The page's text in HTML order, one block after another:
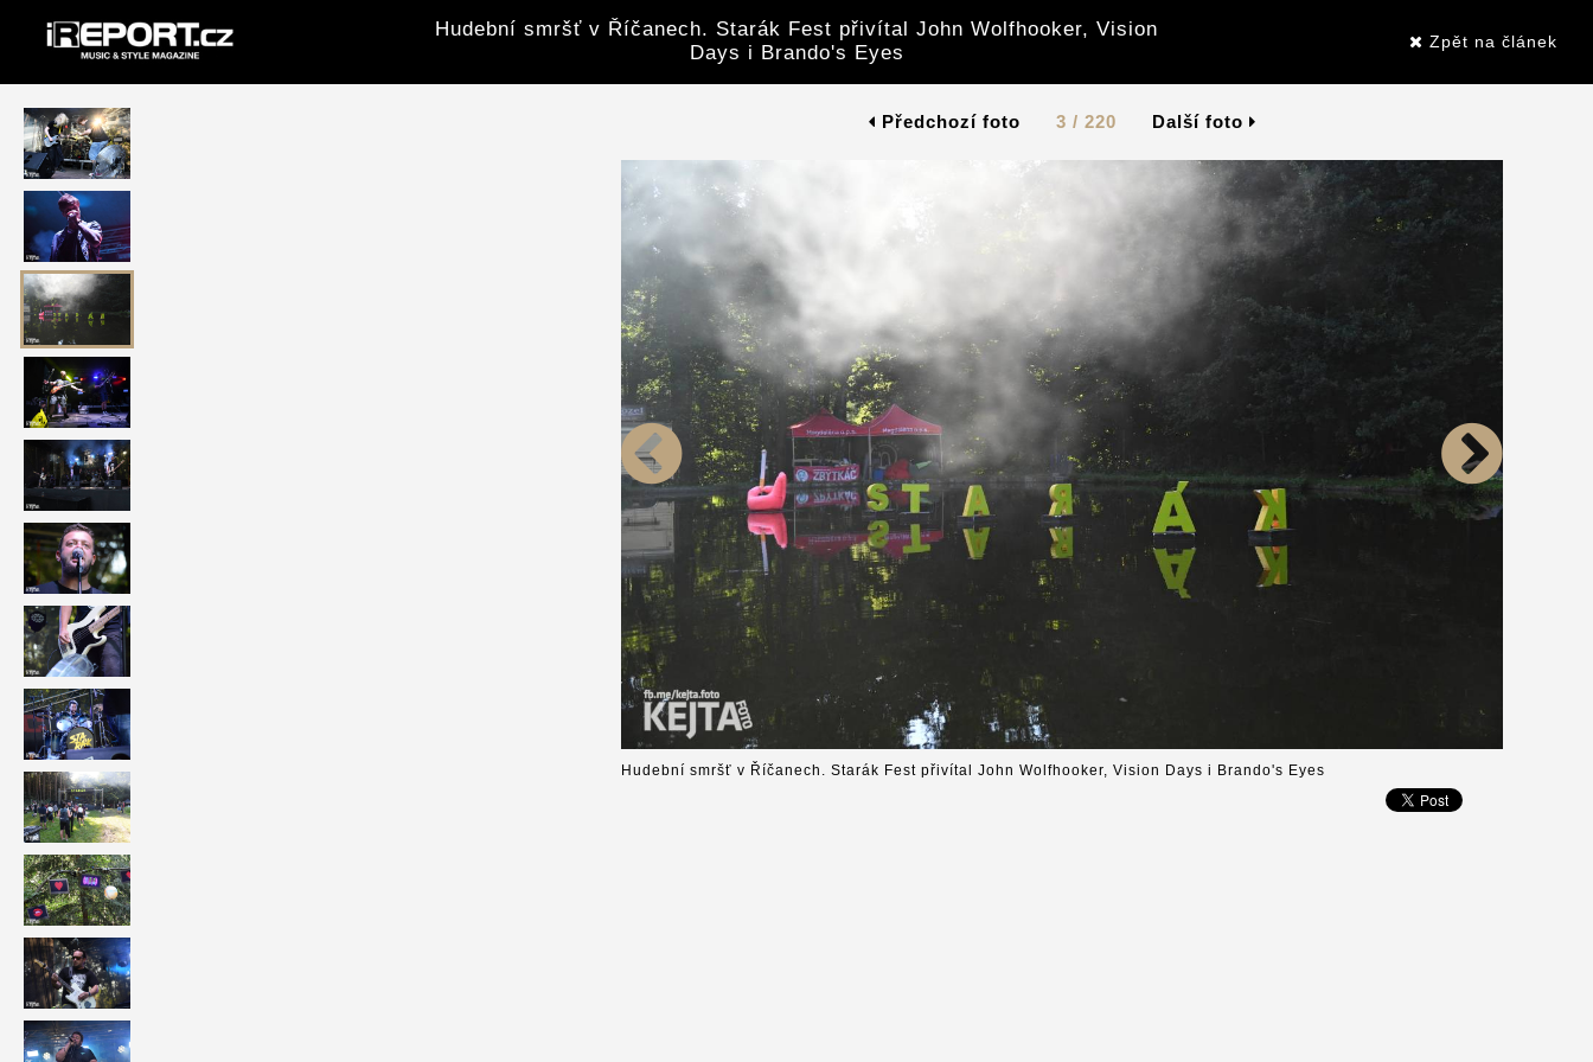
Hudební smršť v Říčanech. Starák Fest přivítal John Wolfhooker, Vision
Days i Brando's Eyes
Zpět na článek
Předchozí foto 3 / 220 Další foto
Hudební smršť v Říčanech. Starák Fest přivítal John Wolfhooker, Vision Days i Brando's Eyes